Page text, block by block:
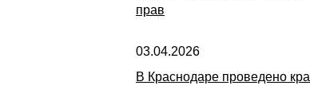
прав
03.04.2026
В Краснодаре проведено